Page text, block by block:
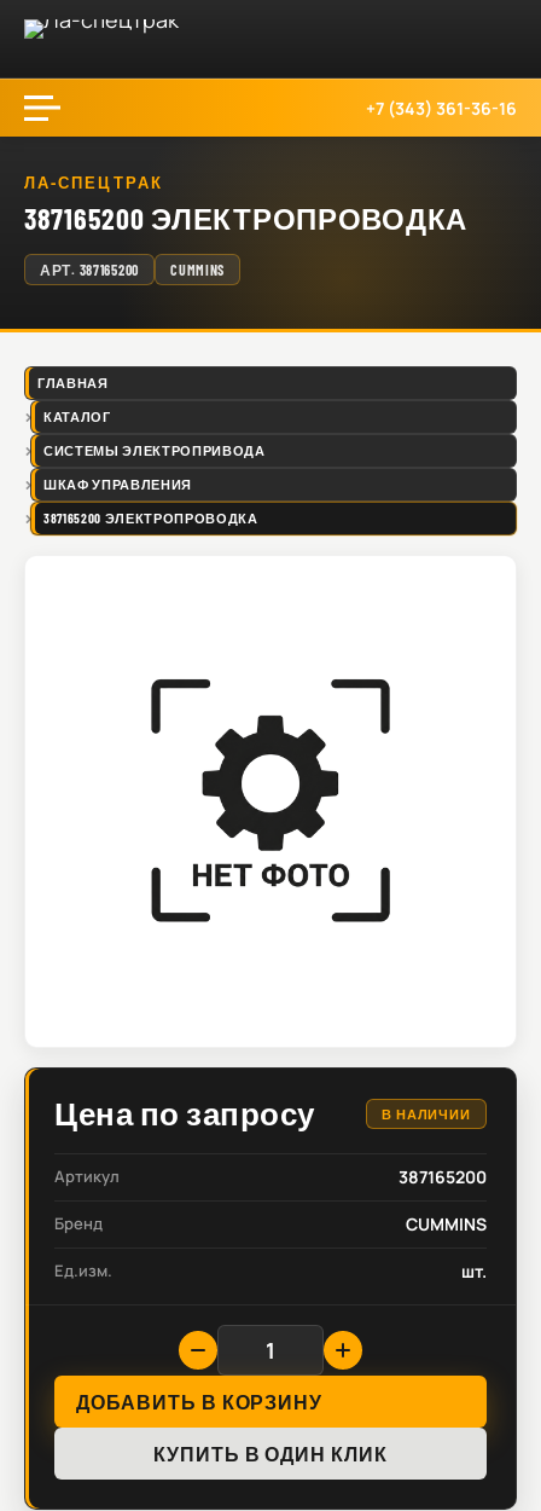
+7 (343) 361-36-16
ЛА-СПЕЦТРАК
387165200 ЭЛЕКТРОПРОВОДКА
АРТ. 387165200 CUMMINS
ГЛАВНАЯ
КАТАЛОГ
СИСТЕМЫ ЭЛЕКТРОПРИВОДА
ШКАФ УПРАВЛЕНИЯ
387165200 ЭЛЕКТРОПРОВОДКА
Цена по запросу В НАЛИЧИИ
Артикул 387165200
Бренд CUMMINS
Ед.изм. шт.
ДОБАВИТЬ В КОРЗИНУ
КУПИТЬ В ОДИН КЛИК